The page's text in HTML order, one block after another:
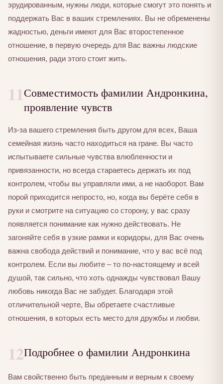
эрудированным, нужны люди, которые смогут это понять и
поддержать Вас в ваших стремлениях. Вы не обременены
жадностью, деньги имеют для Вас второстепенное
отношение, в первую очередь для Вас важны людские
отношения, ради этого стоит жить.
11Совместимость фамилии Андронкина,
проявление чувств
Из-за вашего стремления быть другом для всех, Ваша
семейная жизнь часто находиться на гране. Вы часто
испытываете сильные чувства влюбленности и
привязанности, но всегда стараетесь держать их под
контролем, чтобы вы управляли ими, а не наоборот. Вам
порой приходится непросто, но, когда вы берёте себя в
руки и смотрите на ситуацию со сторону, у вас сразу
появляется понимание как нужно действовать. Не
загоняйте себя в узкие рамки и коридоры, для Вас очень
важна свобода действий и понимание, что у вас всё под
контролем. Если вы любите – то по-настоящему и всей
душой, так сильно, что хоть однажды чувствовал Вашу
любовь никогда Вас не забудет. Благодаря этой
отличительной черте, Вы обретаете счастливые
отношения, в которых есть место для дружбы и любви.
12Подробнее о фамилии Андронкина
Вам свойственно быть преданным и верным к своему